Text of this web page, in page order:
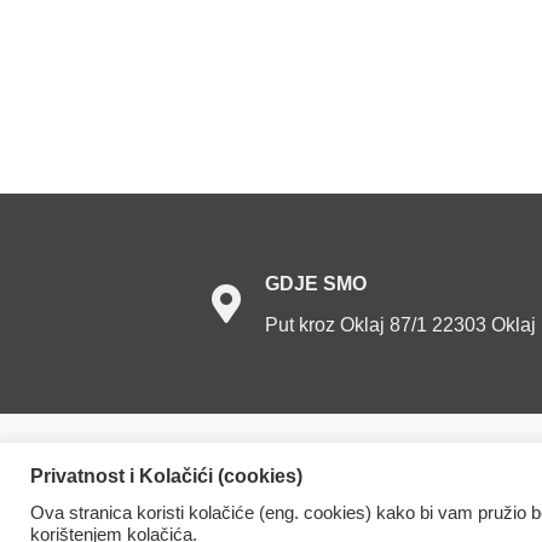
GDJE SMO
Put kroz Oklaj 87/1 22303 Oklaj
Dom za starije osobe Oklaj. Sva prava
Privatnost i Kolačići (cookies)
Ova stranica koristi kolačiće (eng. cookies) kako bi vam pružio
korištenjem kolačića.